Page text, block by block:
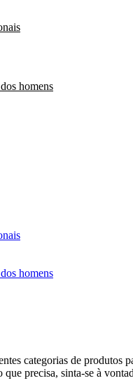
homens
homens
categorias de produtos
precisa, sinta-se à